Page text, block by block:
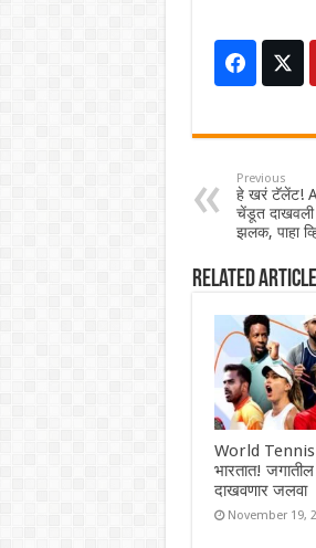
Previous
हे खरं टॅलेंट!
चेंडूत दाखवली
झलक, पाहा
Related
World
भारतात!
दाखवणार जलवा
November 19,